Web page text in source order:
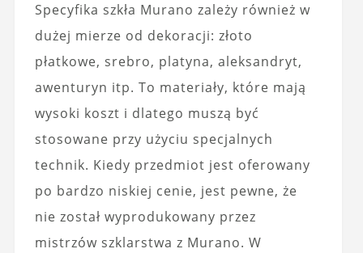
Specyfika szkła Murano zależy również w
dużej mierze od dekoracji: złoto
płatkowe, srebro, platyna, aleksandryt,
awenturyn itp. To materiały, które mają
wysoki koszt i dlatego muszą być
stosowane przy użyciu specjalnych
technik. Kiedy przedmiot jest oferowany
po bardzo niskiej cenie, jest pewne, że
nie został wyprodukowany przez
mistrzów szklarstwa z Murano. W